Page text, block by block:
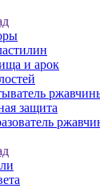
и арок
защита